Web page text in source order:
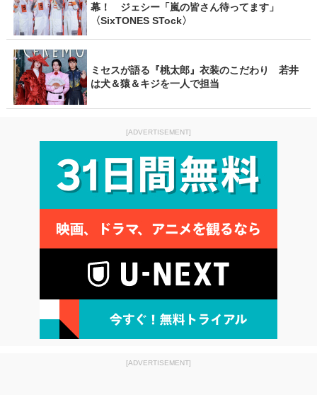
幕！ ジェシー「嵐の皆さん待ってます」
〈SixTONES STock〉
ミセスが語る『桃太郎』衣装のこだわり 若井
は犬＆猿＆キジを一人で担当
[ADVERTISEMENT]
[ADVERTISEMENT]